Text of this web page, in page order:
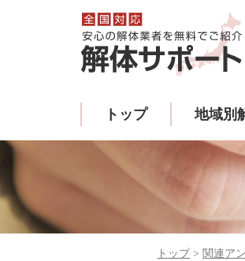
トップ 地域別
トップ > 関連ア